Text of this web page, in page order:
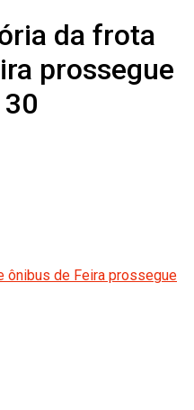
da frota
prossegue